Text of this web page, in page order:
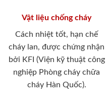
Vật liệu chống cháy
Cách nhiệt tốt, hạn chế
cháy lan, được chứng nhận
bởi KFI (Viện kỹ thuật công
nghiệp Phòng cháy chữa
cháy Hàn Quốc).